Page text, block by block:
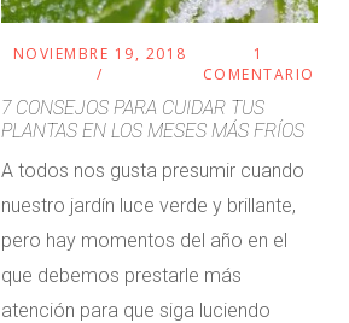
NOVIEMBRE 19, 2018
1
COMENTARIO
7 CONSEJOS PARA CUIDAR TUS
PLANTAS EN LOS MESES MÁS FRÍOS
A todos nos gusta presumir cuando
nuestro jardín luce verde y brillante,
pero hay momentos del año en el
que debemos prestarle más
atención para que siga luciendo